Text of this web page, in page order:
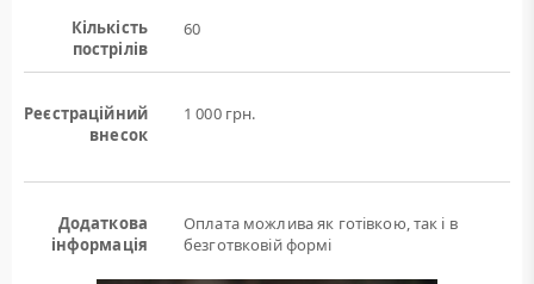
Кількість
пострілів
60
Реєстраційний
внесок
1 000 грн.
Додаткова
інформація
Оплата можлива як готівкою, так і в
безготвковій формі